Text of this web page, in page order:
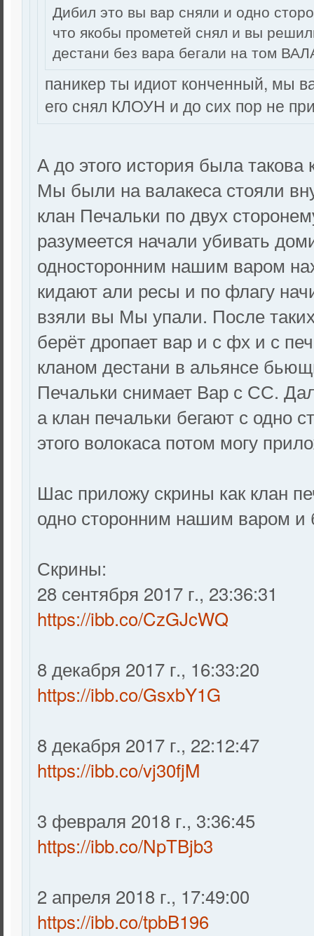
Дибил это вы вар сняли и одно
что якобы прометей снял и вы
дестани без вара бегали на том
паникер ты идиот конченный,
его снял КЛОУН и до сих пор не
А до этого история была такова
Мы были на валакеса стояли
клан Печальки по двух
разумеется начали убивать
односторонним нашим варом
кидают али ресы и по флагу
взяли вы Мы упали. После
берёт дропает вар и с фх и с
кланом дестани в альянсе
Печальки снимает Вар с СС.
а клан печальки бегают с одно
этого волокаса потом могу
Шас приложу скрины как клан
одно сторонним нашим варом и
Скрины:
‎28 ‎сентября ‎2017 ‎г., ‏‎23:36:31
https://ibb.co/CzGJcWQ
‎8 ‎декабря ‎2017 ‎г., ‏‎16:33:20
https://ibb.co/GsxbY1G
8 ‎декабря ‎2017 ‎г., ‏‎22:12:47
https://ibb.co/vj30fjM
3 ‎февраля ‎2018 ‎г., ‏‎3:36:45
https://ibb.co/NpTBjb3
‎2 ‎апреля ‎2018 ‎г., ‏‎17:49:00
https://ibb.co/tpbB196